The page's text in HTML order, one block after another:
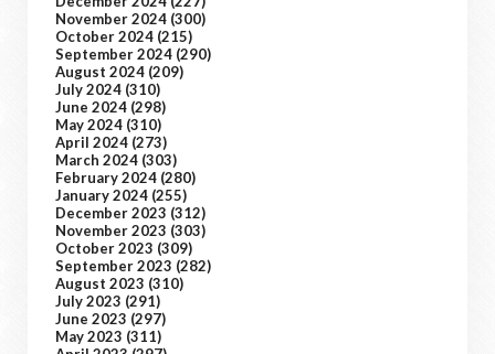
November 2024 (300)
October 2024 (215)
September 2024 (290)
August 2024 (209)
July 2024 (310)
June 2024 (298)
May 2024 (310)
April 2024 (273)
March 2024 (303)
February 2024 (280)
January 2024 (255)
December 2023 (312)
November 2023 (303)
October 2023 (309)
September 2023 (282)
August 2023 (310)
July 2023 (291)
June 2023 (297)
May 2023 (311)